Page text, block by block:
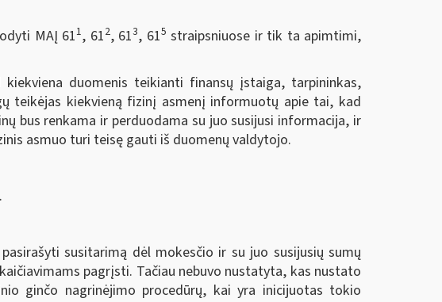
MAĮ 611, 612, 613, 615 straipsniuose ir tik ta apimtimi,
duomenis teikianti finansų įstaiga, tarpininkas,
teikėjas kiekvieną fizinį asmenį informuotų apie tai, kad
bus renkama ir perduodama su juo susijusi informacija, ir
asmuo turi teisę gauti iš duomenų valdytojo.
susitarimą dėl mokesčio ir su juo susijusių sumų
pagrįsti. Tačiau nebuvo nustatyta, kas nustato
ginčo nagrinėjimo procedūrų, kai yra inicijuotas tokio